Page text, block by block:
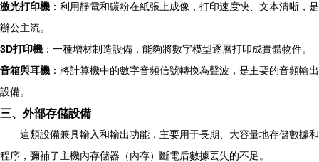
激光打印機 ：利用靜電和碳粉在紙張上成像，打印速度快、文本清晰，是
辦公主流。
3D打印機 ：一種增材制造設備，能夠將數字模型逐層打印成實體物件。
音箱與耳機 ：將計算機中的數字音頻信號轉換為聲波，是主要的音頻輸出
設備。
三、外部存儲設備
這類設備兼具輸入和輸出功能，主要用于長期、大容量地存儲數據和
程序，彌補了主機內存儲器（內存）斷電后數據丟失的不足。